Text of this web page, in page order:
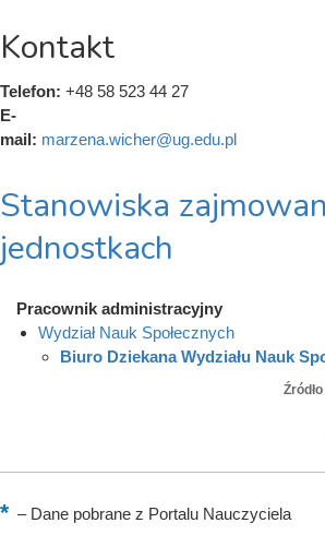
Kontakt
Telefon: +48 58 523 44 27
E-
mail: marzena.wicher@ug.edu.pl
Stanowiska
jednostkach
Pracownik administracyjny
Wydział Nauk Społecznych
Biuro Dziekana Wydziału Nauk
–Dane pobrane z Portalu Nauczyciela